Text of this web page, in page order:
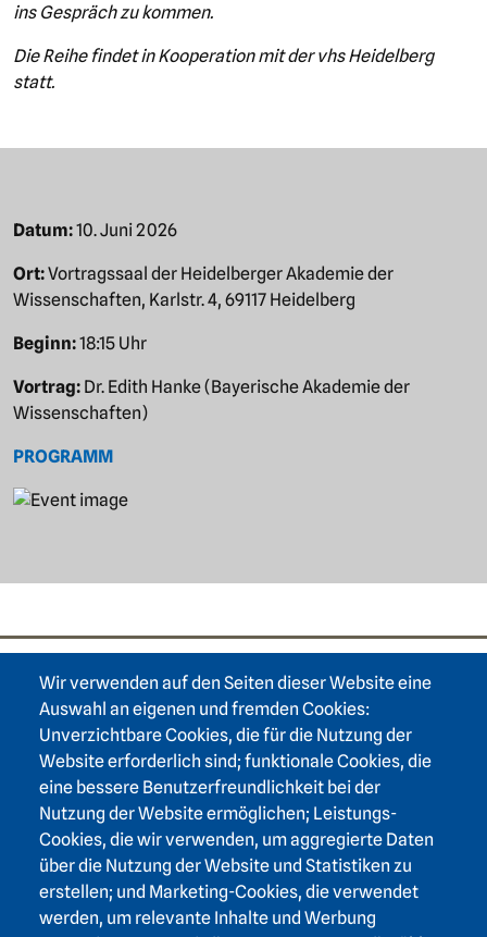
Wir verwenden auf den Seiten dieser Website eine
Auswahl an eigenen und fremden Cookies:
Unverzichtbare Cookies, die für die Nutzung der
Website erforderlich sind; funktionale Cookies, die
eine bessere Benutzerfreundlichkeit bei der
Nutzung der Website ermöglichen; Leistungs-
Cookies, die wir verwenden, um aggregierte Daten
über die Nutzung der Website und Statistiken zu
erstellen; und Marketing-Cookies, die verwendet
werden, um relevante Inhalte und Werbung
ins Gespräch zu kommen.
Die Reihe findet in Kooperation mit der vhs Heidelberg
statt.
Datum:10. Juni 2026
Ort:Vortragssaal der Heidelberger Akademie der
Wissenschaften, Karlstr. 4, 69117 Heidelberg
Beginn:18:15 Uhr
Vortrag: Dr. Edith Hanke (Bayerische Akademie der
Wissenschaften)
PROGRAMM
Bild
Footer area one
Footer area three
Heidelberger Akademie der Wissenschaften
Karlstraße 4
69117 Heidelberg